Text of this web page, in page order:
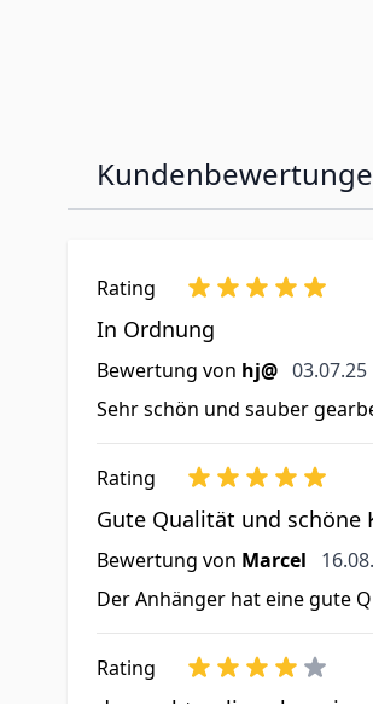
Rating
In Ordnung
Bewertung von hj@ 3. Juli 2025
03.07.25
Sehr schön und sauber
Rating
Gute Qualität und schöne
Bewertung von Marcel 16.
Der Anhänger hat eine gute
Rating